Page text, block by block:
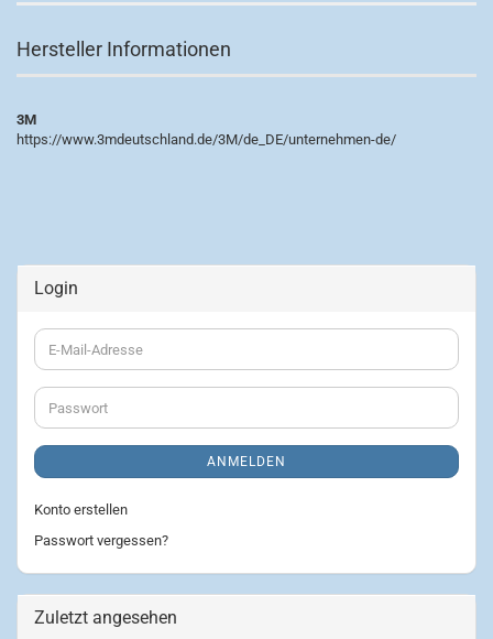
Hersteller Informationen
3M
https://www.3mdeutschland.de/3M/de_DE/unternehmen-de/
Login
E-
Mail-
Adresse
Passwort
ANMELDEN
Konto erstellen
Passwort vergessen?
Zuletzt angesehen